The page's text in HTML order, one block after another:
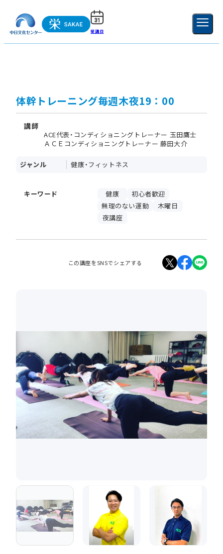
受講日 新規登録
体幹トレーニング毎週木夜19：00
講師
ACE代表・コンディショニングトレーナー 玉田鷹士
ＡＣＥコンディショニングトレーナー 藤田大介
ジャンル 健康・フィットネス
キーワード 健康
初心者歓迎
無理のない運動
木曜日
夜講座
この講座をSNSでシェアする